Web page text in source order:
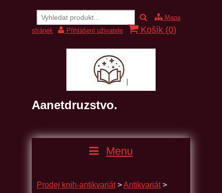
Mapa
stránek
Přihlášení uživatele Košík (0)
Aanetdruzstvo.
Menu
Prodej knih-antikvariát >Antikvariát >